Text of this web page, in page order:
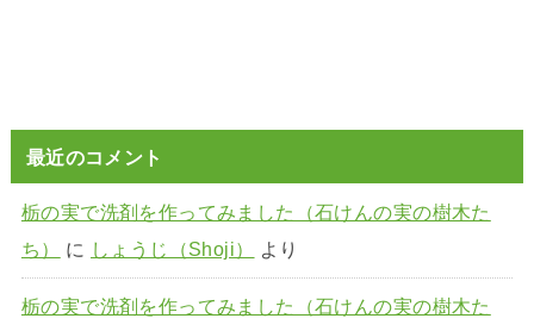
最近のコメント
栃の実で洗剤を作ってみました（石けんの実の樹木た
ち）
に しょうじ（Shoji） より
栃の実で洗剤を作ってみました（石けんの実の樹木た